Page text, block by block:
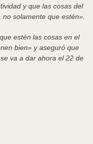
y que las cosas del
solamente que estén».
estén las cosas en el
bien» y aseguró que
va a dar ahora el 22 de